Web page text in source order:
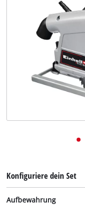
Konfiguriere dein Set
Aufbewahrung